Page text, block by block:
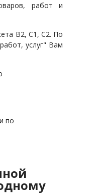
работ и
В2, С1, С2. По
услуг" Вам
по